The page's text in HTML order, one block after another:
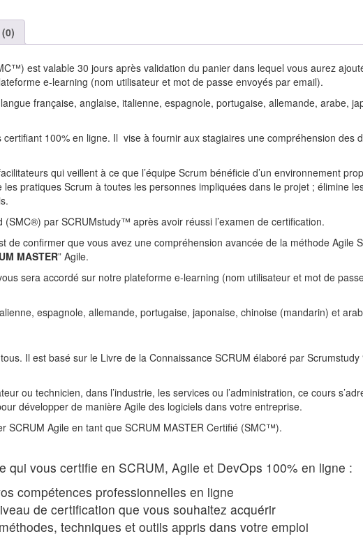
est valable 30 jours après validation du panier dans lequel vous aurez
e-learning (nom utilisateur et mot de passe envoyés par email).
française, anglaise, italienne, espagnole, portugaise, allemande, arabe,
100% en ligne. Il vise à fournir aux stagiaires une compréhension des
qui veillent à ce que l’équipe Scrum bénéficie d’un environnement
pratiques Scrum à toutes les personnes impliquées dans le projet ; élimine
par SCRUMstudy™ après avoir réussi l’examen de certification.
de confirmer que vous avez une compréhension avancée de la méthode Agile
MASTER” Agile.
sera accordé sur notre plateforme e-learning (nom utilisateur et mot de
espagnole, allemande, portugaise, japonaise, chinoise (mandarin) et
Il est basé sur le Livre de la Connaissance SCRUM élaboré par Scrumstudy
ou technicien, dans l’industrie, les services ou l’administration, ce cours
développer de manière Agile des logiciels dans votre entreprise.
SCRUM Agile en tant que SCRUM MASTER Certifié (SMC™).
qui vous certifie en SCRUM, Agile et DevOps 100% en ligne :
compétences professionnelles en ligne
de certification que vous souhaitez acquérir
techniques et outils appris dans votre emploi